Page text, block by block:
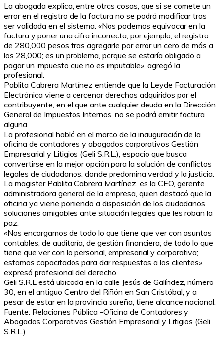
La abogada explica, entre otras cosas, que si se comete un
error en el registro de la factura no se podrá modificar tras
ser validada en el sistema. «Nos podemos equivocar en la
factura y poner una cifra incorrecta, por ejemplo, el registro
de 280,000 pesos tras agregarle por error un cero de más a
los 28,000; es un problema, porque se estaría obligado a
pagar un impuesto que no es imputable», agregó la
profesional.
Pablita Cabrera Martínez entiende que la Leyde Facturación
Electrónica viene a cercenar derechos adquiridos por el
contribuyente, en el que ante cualquier deuda en la Dirección
General de Impuestos Internos, no se podrá emitir factura
alguna.
La profesional habló en el marco de la inauguración de la
oficina de contadores y abogados corporativos Gestión
Empresarial y Litigios (Geli S.R.L.), espacio que busca
convertirse en la mejor opción para la solución de conflictos
legales de ciudadanos, donde predomina verdad y la justicia.
La magister Pablita Cabrera Martínez, es la CEO, gerente
administradora general de la empresa, quien destacó que la
oficina ya viene poniendo a disposición de los ciudadanos
soluciones amigables ante situación legales que les roban la
paz.
«Nos encargamos de todo lo que tiene que ver con asuntos
contables, de auditoría, de gestión financiera; de todo lo que
tiene que ver con lo personal, empresarial y corporativa;
estamos capacitados para dar respuestas a los clientes»,
expresó profesional del derecho.
Geli S.R.L está ubicada en la calle Jesús de Galíndez, número
30, en el antiguo Centro del Riñón en San Cristóbal, y a
pesar de estar en la provincia sureña, tiene alcance nacional.
Fuente: Relaciones Pública -Oficina de Contadores y
Abogados Corporativos Gestión Empresarial y Litigios (Geli
S.R.L.)